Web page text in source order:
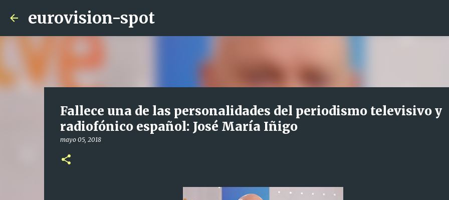
eurovision-spot
Fallece una de las personalidades del periodismo televisivo y
radiofónico español: José María Iñigo
mayo 05, 2018